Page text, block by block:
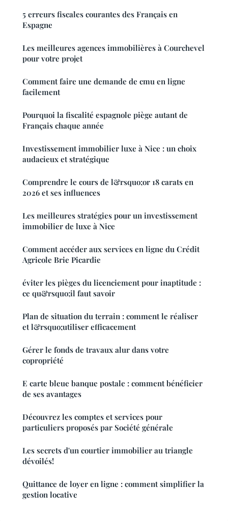
5 erreurs fiscales courantes des Français en
Espagne
Les meilleures agences immobilières à Courchevel
pour votre projet
Comment faire une demande de cmu en ligne
facilement
Pourquoi la fiscalité espagnole piège autant de
Français chaque année
Investissement immobilier luxe à Nice : un choix
audacieux et stratégique
Comprendre le cours de l&rsquo;or 18 carats en
2026 et ses influences
Les meilleures stratégies pour un investissement
immobilier de luxe à Nice
Comment accéder aux services en ligne du Crédit
Agricole Brie Picardie
éviter les pièges du licenciement pour inaptitude :
ce qu&rsquo;il faut savoir
Plan de situation du terrain : comment le réaliser
et l&rsquo;utiliser efficacement
Gérer le fonds de travaux alur dans votre
copropriété
E carte bleue banque postale : comment bénéficier
de ses avantages
Découvrez les comptes et services pour
particuliers proposés par Société générale
Les secrets d'un courtier immobilier au triangle
dévoilés!
Quittance de loyer en ligne : comment simplifier la
gestion locative